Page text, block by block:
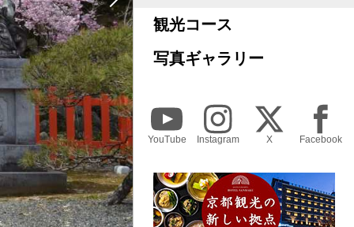
観光コース
写真ギャラリー
YouTube Instagram X Facebook